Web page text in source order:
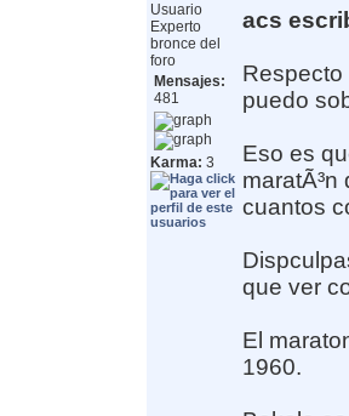
Usuario
Experto
bronce del
foro
Mensajes:
481
Karma: 3
acs
Respecto
puedo
Eso es
cuantos
que ver
El
1960.